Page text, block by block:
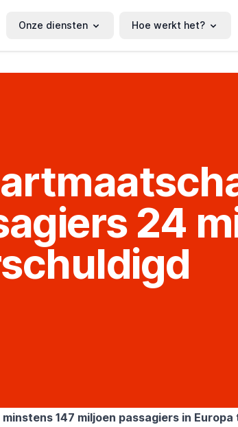
Onze diensten Hoe werkt het?
24
147 miljoen passagiers in Europa